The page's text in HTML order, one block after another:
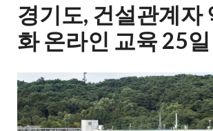
경기도, 건설관계자
화 온라인 교육 25